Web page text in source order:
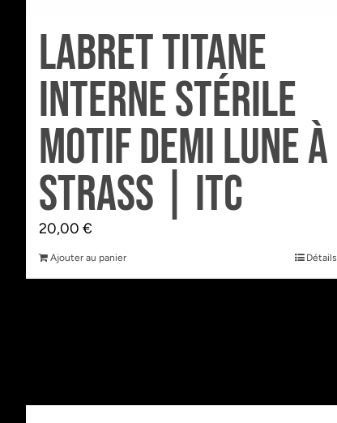
Labret Titane
Interne Stérile
motif Demi Lune à
Strass | Itc
20,00 €
Ajouter au panier Détails